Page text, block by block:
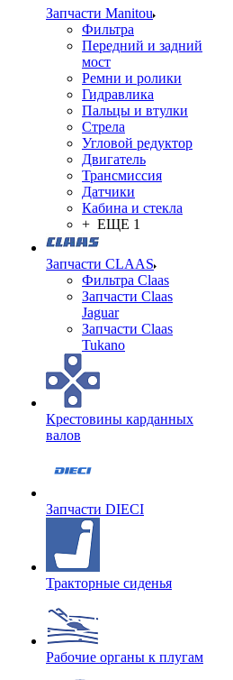
Запчасти Manitou
Фильтра
Передний и задний
мост
Ремни и ролики
Гидравлика
Пальцы и втулки
Стрела
Угловой редуктор
Двигатель
Трансмиссия
Датчики
Кабина и стекла
+ ЕЩЕ 1
Запчасти CLAAS
Фильтра Claas
Запчасти Claas
Jaguar
Запчасти Claas
Tukano
Крестовины карданных
валов
Запчасти DIECI
Тракторные сиденья
Рабочие органы к плугам